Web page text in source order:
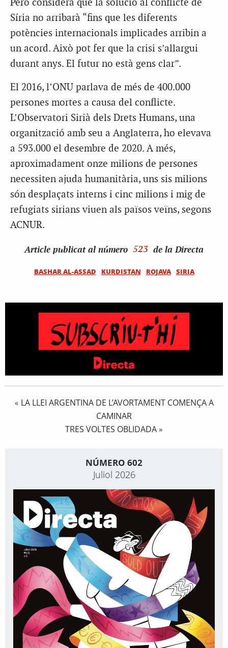
Però considera que la solució al conflicte de
Síria no arribarà “fins que les diferents
potències internacionals implicades arribin a
un acord. Això pot fer que la crisi s’allargui
durant anys. El futur no està gens clar”.
El 2016, l’ONU parlava de més de 400.000
persones mortes a causa del conflicte.
L’Observatori Sirià dels Drets Humans, una
organització amb seu a Anglaterra, ho elevava
a 593.000 el desembre de 2020. A més,
aproximadament onze milions de persones
necessiten ajuda humanitària, uns sis milions
són desplaçats interns i cinc milions i mig de
refugiats sirians viuen als països veïns, segons
ACNUR.
Article publicat al número 523 de la Directa
BASHAR AL-ASSAD KURDISTAN ROJAVA SIRIA
« LA LLEI ARGENTINA DE L’AVORTAMENT COMENÇA A
CAMINAR
TRES VOLTES OBLIDADA »
NÚMERO 602
Juliol 2026